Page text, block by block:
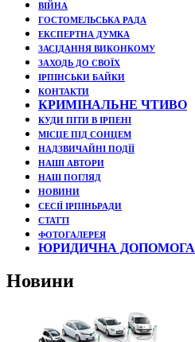
ВІЙНА
ГОСТОМЕЛЬСЬКА РАДА
ЕКСПЕРТНА ДУМКА
ЗАСІДАННЯ ВИКОНКОМУ
ЗАХОДЬ ДО СВОЇХ
ІРПІНСЬКИ БАЙКИ
КОНТАКТИ
КРИМІНАЛЬНЕ ЧТИВО
КУДИ ПІТИ В ІРПЕНІ
МІСЦЕ ПІД СОНЦЕМ
НАДЗВИЧАЙНІ ПОДЇЇ
НАШІ АВТОРИ
НАШ ПОГЛЯД
НОВИНИ
СЕСІЇ ІРПІНЬРАДИ
СТАТТІ
ФОТОГАЛЕРЕЯ
ЮРИДИЧНА ДОПОМОГА
Новини